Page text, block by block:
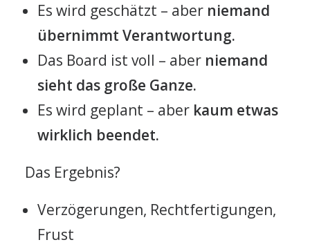
Es wird geschätzt – aber niemand
übernimmt Verantwortung.
Das Board ist voll – aber niemand
sieht das große Ganze.
Es wird geplant – aber kaum etwas
wirklich beendet.
Das Ergebnis?
Verzögerungen, Rechtfertigungen,
Frust